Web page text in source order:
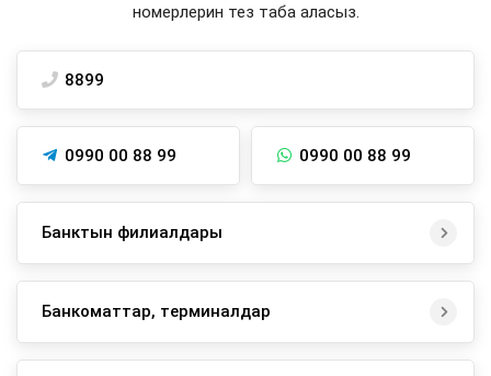
номерлерин тез таба аласыз.
8899
0990 00 88 99 0990 00 88 99
Банктын филиалдары
Банкоматтар, терминалдар